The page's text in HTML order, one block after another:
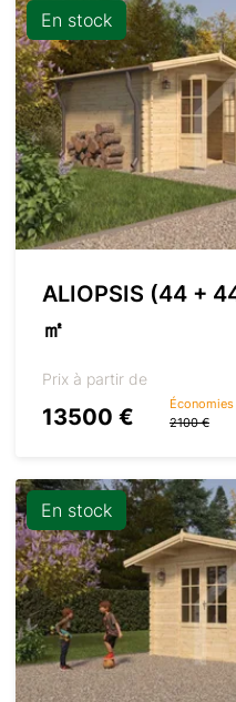
En stock
ALIOPSIS (44 +
㎡
Prix à partir de
13500 €
2100 €
En stock